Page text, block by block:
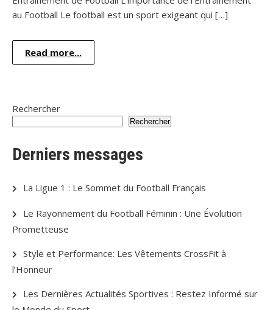
au Football Le football est un sport exigeant qui […]
Read more...
Rechercher
Rechercher
Derniers messages
La Ligue 1 : Le Sommet du Football Français
Le Rayonnement du Football Féminin : Une Évolution
Prometteuse
Style et Performance: Les Vêtements CrossFit à
l’Honneur
Les Dernières Actualités Sportives : Restez Informé sur